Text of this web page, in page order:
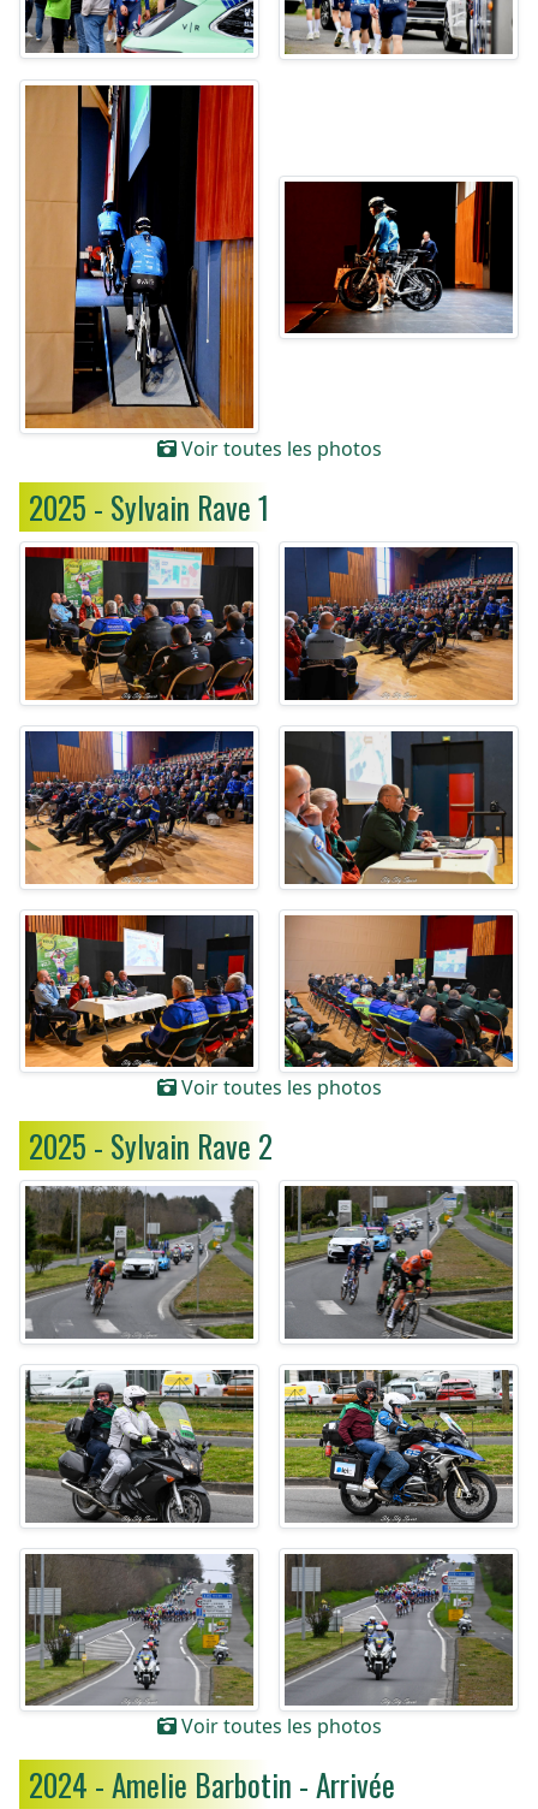
Voir toutes les photos
2025 - Sylvain Rave 1
Voir toutes les photos
2025 - Sylvain Rave 2
Voir toutes les photos
2024 - Amelie Barbotin - Arrivée